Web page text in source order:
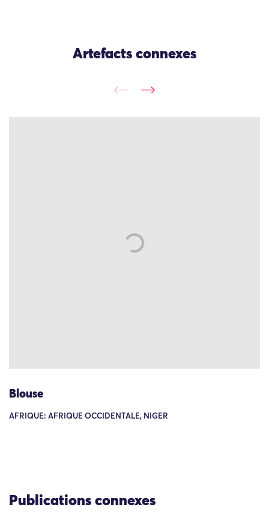
Artefacts connexes
Blouse
AFRIQUE: AFRIQUE OCCIDENTALE, NIGER
Publications connexes